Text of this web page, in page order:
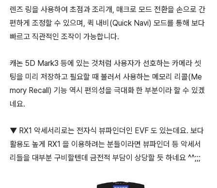
렌즈 링을 사용하여 초점과 조리개, 매크로 모드 전환을 손으로 간
편하게 조정할 수 있으며, 퀵 내비(Quick Navi) 모드를 통해 보다
빠르고 직관적인 조작이 가능합니다.
캐논 5D Mark3 등에 있는 것처럼 사용자가 선호하는 카메라 셋
팅을 미리 저장하고 필요할 때 불러서 사용하는 메모리 리콜(Me
mory Recall) 기능 역시 편의성을 극대화 한 부분이라 할 수 있겠
네요.
▼ RX1 악세서리로는 전자식 뷰파인더인 EVF 도 있는데요. 보다
활용도 높게 RX1 을 이용하려는 분들이라면 뷰파인더 등 악세서
리들을 대부분 구비할텐데 금전적 부담이 상당할 듯 하네요 ^^;;;